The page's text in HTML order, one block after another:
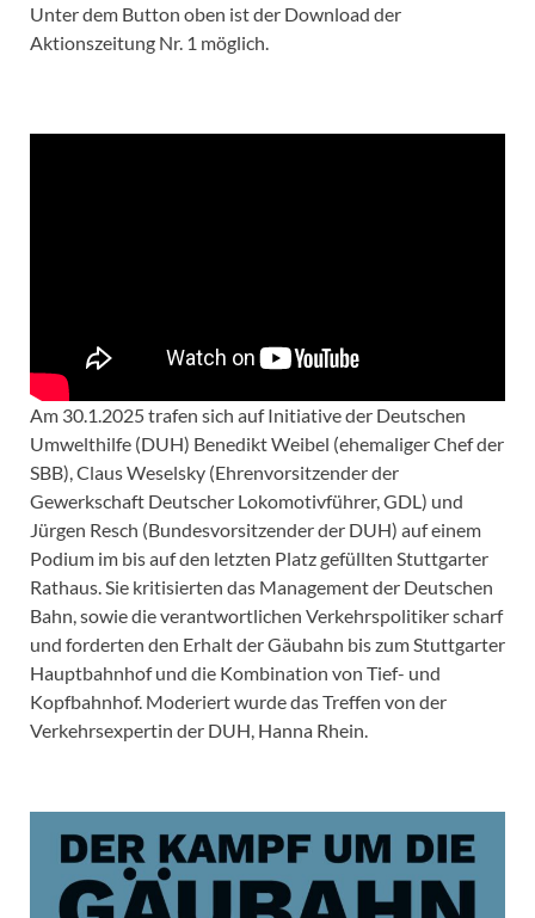
Unter dem Button oben ist der Download der
Aktionszeitung Nr. 1 möglich.
Am 30.1.2025 trafen sich auf Initiative der Deutschen
Umwelthilfe (DUH) Benedikt Weibel (ehemaliger Chef der
SBB), Claus Weselsky (Ehrenvorsitzender der
Gewerkschaft Deutscher Lokomotivführer, GDL) und
Jürgen Resch (Bundesvorsitzender der DUH) auf einem
Podium im bis auf den letzten Platz gefüllten Stuttgarter
Rathaus. Sie kritisierten das Management der Deutschen
Bahn, sowie die verantwortlichen Verkehrspolitiker scharf
und forderten den Erhalt der Gäubahn bis zum Stuttgarter
Hauptbahnhof und die Kombination von Tief- und
Kopfbahnhof. Moderiert wurde das Treffen von der
Verkehrsexpertin der DUH, Hanna Rhein.